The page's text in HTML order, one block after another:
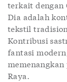
terkait dengan
Dia adalah
tekstil
Kontribusi
fantasi
Raya.